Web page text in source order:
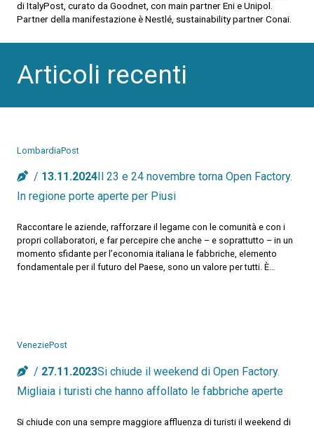
di ItalyPost, curato da Goodnet, con main partner Eni e Unipol.
Partner della manifestazione è Nestlé, sustainability partner Conai.
Articoli recenti
LombardiaPost
13.11.2024 Il 23 e 24 novembre torna Open Factory.
In regione porte aperte per Piusi
Raccontare le aziende, rafforzare il legame con le comunità e con i
propri collaboratori, e far percepire che anche – e soprattutto – in un
momento sfidante per l’economia italiana le fabbriche, elemento
fondamentale per il futuro del Paese, sono un valore per tutti. È…
VeneziePost
27.11.2023Si chiude il weekend di Open Factory.
Migliaia i turisti che hanno affollato le fabbriche aperte
Si chiude con una sempre maggiore affluenza di turisti il weekend di